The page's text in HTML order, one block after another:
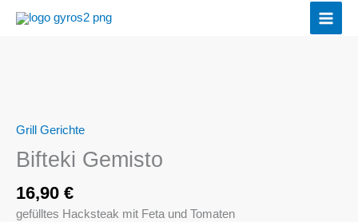
Inhalt
Grill Gerichte
Bifteki Gemisto
16,90 €
gefülltes Hacksteak mit Feta und Tomaten
Menge